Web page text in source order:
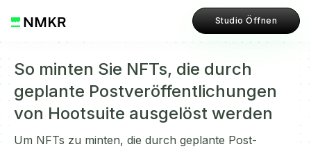
Studio Öffnen
So minten Sie NFTs, die durch
geplante Postveröffentlichungen
von Hootsuite ausgelöst werden
Um NFTs zu minten, die durch geplante Post-